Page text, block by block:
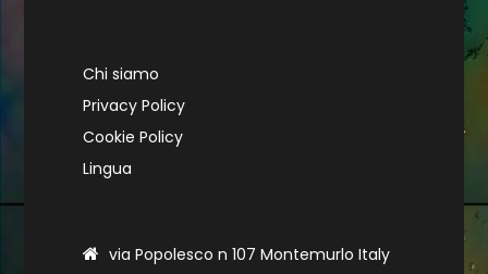
Chi siamo
Privacy Policy
Cookie Policy
Lingua
via Popolesco n 107 Montemurlo Italy